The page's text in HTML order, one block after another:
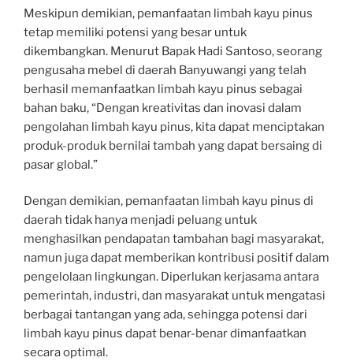
Meskipun demikian, pemanfaatan limbah kayu pinus
tetap memiliki potensi yang besar untuk
dikembangkan. Menurut Bapak Hadi Santoso, seorang
pengusaha mebel di daerah Banyuwangi yang telah
berhasil memanfaatkan limbah kayu pinus sebagai
bahan baku, “Dengan kreativitas dan inovasi dalam
pengolahan limbah kayu pinus, kita dapat menciptakan
produk-produk bernilai tambah yang dapat bersaing di
pasar global.”
Dengan demikian, pemanfaatan limbah kayu pinus di
daerah tidak hanya menjadi peluang untuk
menghasilkan pendapatan tambahan bagi masyarakat,
namun juga dapat memberikan kontribusi positif dalam
pengelolaan lingkungan. Diperlukan kerjasama antara
pemerintah, industri, dan masyarakat untuk mengatasi
berbagai tantangan yang ada, sehingga potensi dari
limbah kayu pinus dapat benar-benar dimanfaatkan
secara optimal.